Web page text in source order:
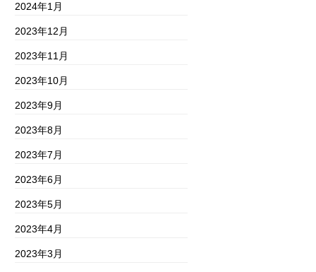
2024年1月
2023年12月
2023年11月
2023年10月
2023年9月
2023年8月
2023年7月
2023年6月
2023年5月
2023年4月
2023年3月